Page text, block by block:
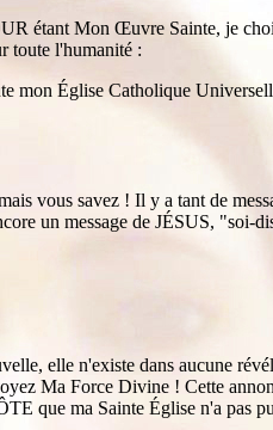
Mon Œuvre Sainte, je
toute l'humanité :
mon Église Catholique
vous savez ! Il y a tant de
un message de JÉSUS,
elle n'existe dans aucune
Ma Force Divine ! Cette
que ma Sainte Église n'a pas